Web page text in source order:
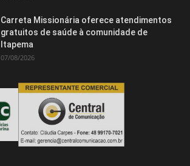
Carreta Missionária oferece atendimentos
gratuitos de saúde à comunidade de
Itapema
07/08/2026